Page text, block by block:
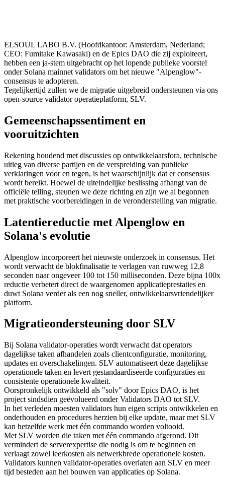
ELSOUL LABO B.V. (Hoofdkantoor: Amsterdam, Nederland;
CEO: Fumitake Kawasaki) en de Epics DAO die zij exploiteert,
hebben een ja-stem uitgebracht op het lopende publieke voorstel
onder Solana mainnet validators om het nieuwe "Alpenglow"-
consensus te adopteren.
Tegelijkertijd zullen we de migratie uitgebreid ondersteunen via ons
open-source validator operatieplatform, SLV.
Gemeenschapssentiment en
vooruitzichten
Rekening houdend met discussies op ontwikkelaarsfora, technische
uitleg van diverse partijen en de verspreiding van publieke
verklaringen voor en tegen, is het waarschijnlijk dat er consensus
wordt bereikt. Hoewel de uiteindelijke beslissing afhangt van de
officiële telling, steunen we deze richting en zijn we al begonnen
met praktische voorbereidingen in de veronderstelling van migratie.
Latentiereductie met Alpenglow en
Solana's evolutie
Alpenglow incorporeert het nieuwste onderzoek in consensus. Het
wordt verwacht de blokfinalisatie te verlagen van ruwweg 12,8
seconden naar ongeveer 100 tot 150 milliseconden. Deze bijna 100x
reductie verbetert direct de waargenomen applicatieprestaties en
duwt Solana verder als een nog sneller, ontwikkelaarsvriendelijker
platform.
Migratieondersteuning door SLV
Bij Solana validator-operaties wordt verwacht dat operators
dagelijkse taken afhandelen zoals clientconfiguratie, monitoring,
updates en overschakelingen. SLV automatiseert deze dagelijkse
operationele taken en levert gestandaardiseerde configuraties en
consistente operationele kwaliteit.
Oorspronkelijk ontwikkeld als "solv" door Epics DAO, is het
project sindsdien geëvolueerd onder Validators DAO tot SLV.
In het verleden moesten validators hun eigen scripts ontwikkelen en
onderhouden en procedures herzien bij elke update, maar met SLV
kan hetzelfde werk met één commando worden voltooid.
Met SLV worden die taken met één commando afgerond. Dit
vermindert de serverexpertise die nodig is om te beginnen en
verlaagt zowel leerkosten als netwerkbrede operationele kosten.
Validators kunnen validator-operaties overlaten aan SLV en meer
tijd besteden aan het bouwen van applicaties op Solana.